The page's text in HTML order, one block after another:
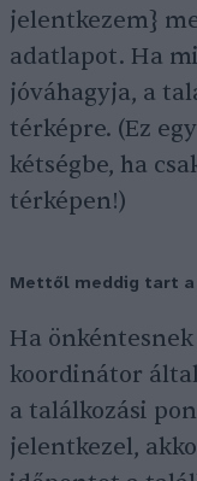
jelentkezem}
adatlapot. Ha
jóváhagyja, a
térképre. (Ez
kétségbe, ha
térképen!)
Mettől meddig tart a
Ha
koordinátor
a találkozási
jelentkezel,